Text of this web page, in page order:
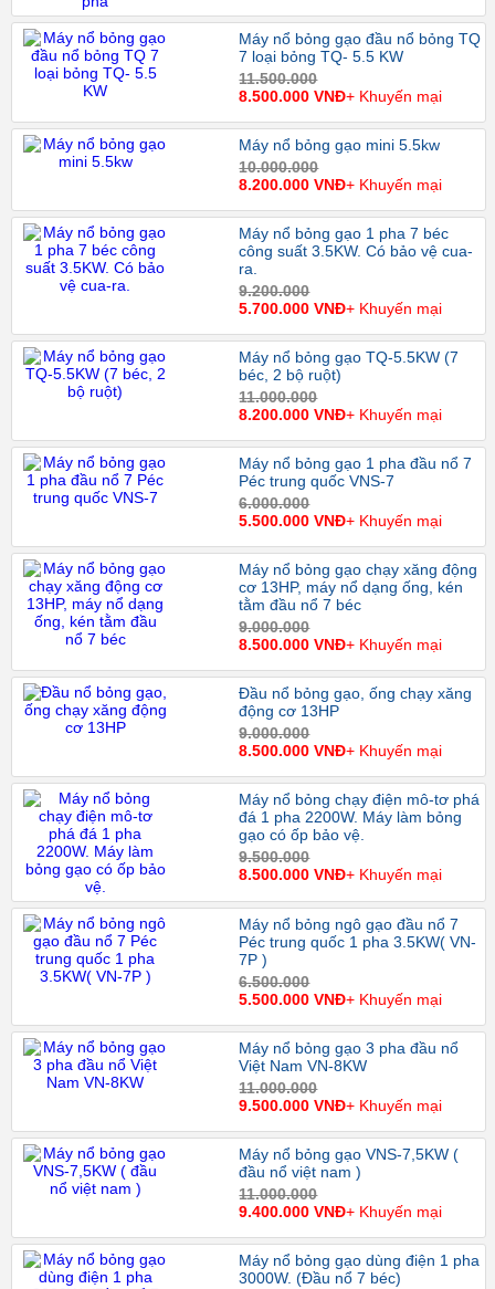
Máy nổ bỏng gạo đầu nổ bỏng TQ
7 loại bỏng TQ- 5.5 KW
11.500.000
8.500.000 VNĐ+ Khuyến mại
Máy nổ bỏng gạo mini 5.5kw
10.000.000
8.200.000 VNĐ+ Khuyến mại
Máy nổ bỏng gạo 1 pha 7 béc
công suất 3.5KW. Có bảo vệ cua-
ra.
9.200.000
5.700.000 VNĐ+ Khuyến mại
Máy nổ bỏng gạo TQ-5.5KW (7
béc, 2 bộ ruột)
11.000.000
8.200.000 VNĐ+ Khuyến mại
Máy nổ bỏng gạo 1 pha đầu nổ 7
Péc trung quốc VNS-7
6.000.000
5.500.000 VNĐ+ Khuyến mại
Máy nổ bỏng gạo chạy xăng động
cơ 13HP, máy nổ dạng ống, kén
tằm đầu nổ 7 béc
9.000.000
8.500.000 VNĐ+ Khuyến mại
Đầu nổ bỏng gạo, ống chạy xăng
động cơ 13HP
9.000.000
8.500.000 VNĐ+ Khuyến mại
Máy nổ bỏng chạy điện mô-tơ phá
đá 1 pha 2200W. Máy làm bỏng
gạo có ốp bảo vệ.
9.500.000
8.500.000 VNĐ+ Khuyến mại
Máy nổ bỏng ngô gạo đầu nổ 7
Péc trung quốc 1 pha 3.5KW( VN-
7P )
6.500.000
5.500.000 VNĐ+ Khuyến mại
Máy nổ bỏng gạo 3 pha đầu nổ
Việt Nam VN-8KW
11.000.000
9.500.000 VNĐ+ Khuyến mại
Máy nổ bỏng gạo VNS-7,5KW (
đầu nổ việt nam )
11.000.000
9.400.000 VNĐ+ Khuyến mại
Máy nổ bỏng gạo dùng điện 1 pha
3000W. (Đầu nổ 7 béc)